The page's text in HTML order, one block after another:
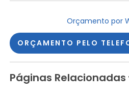
Orçamento por
ORÇAMENTO PELO
Páginas Relacionadas